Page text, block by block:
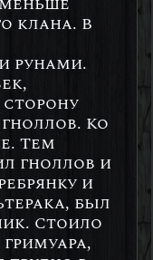
клана. В
рунами.
Ко
Тем
гноллов и
и
был
Стоило